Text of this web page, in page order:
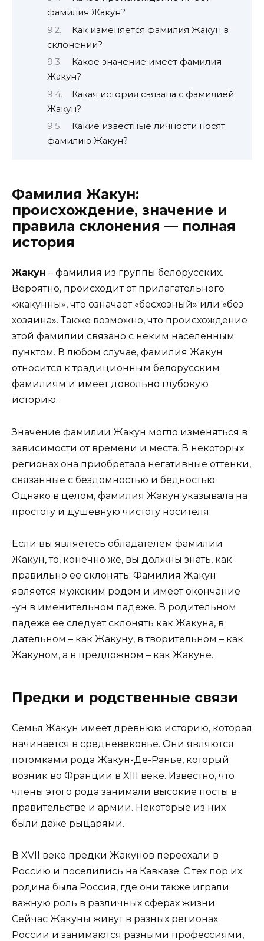
фамилия Жакун?
Как изменяется фамилия Жакун в
склонении?
Какое значение имеет фамилия
Жакун?
Какая история связана с фамилией
Жакун?
Какие известные личности носят
фамилию Жакун?
Фамилия Жакун:
происхождение, значение и
правила склонения — полная
история
Жакун – фамилия из группы белорусских.
Вероятно, происходит от прилагательного
«жакунны», что означает «бесхозный» или «без
хозяина». Также возможно, что происхождение
этой фамилии связано с неким населенным
пунктом. В любом случае, фамилия Жакун
относится к традиционным белорусским
фамилиям и имеет довольно глубокую
историю.
Значение фамилии Жакун могло изменяться в
зависимости от времени и места. В некоторых
регионах она приобретала негативные оттенки,
связанные с бездомностью и бедностью.
Однако в целом, фамилия Жакун указывала на
простоту и душевную чистоту носителя.
Если вы являетесь обладателем фамилии
Жакун, то, конечно же, вы должны знать, как
правильно ее склонять. Фамилия Жакун
является мужским родом и имеет окончание
-ун в именительном падеже. В родительном
падеже ее следует склонять как Жакуна, в
дательном – как Жакуну, в творительном – как
Жакуном, а в предложном – как Жакуне.
Предки и родственные связи
Семья Жакун имеет древнюю историю, которая
начинается в средневековье. Они являются
потомками рода Жакун-Де-Ранье, который
возник во Франции в XIII веке. Известно, что
члены этого рода занимали высокие посты в
правительстве и армии. Некоторые из них
были даже рыцарями.
В XVII веке предки Жакунов переехали в
Россию и поселились на Кавказе. С тех пор их
родина была Россия, где они также играли
важную роль в различных сферах жизни.
Сейчас Жакуны живут в разных регионах
России и занимаются разными профессиями,